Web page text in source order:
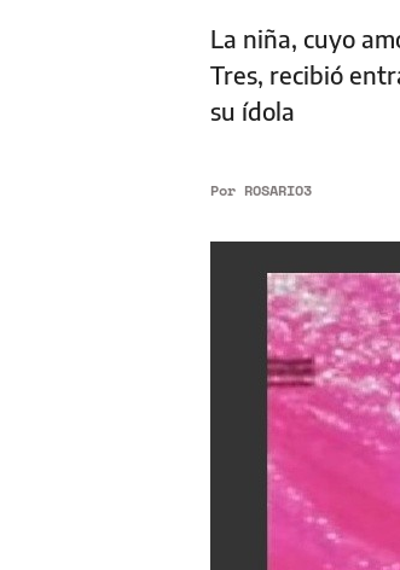
La niña, cuyo
Tres, recibió
su ídola
Por ROSARIO3